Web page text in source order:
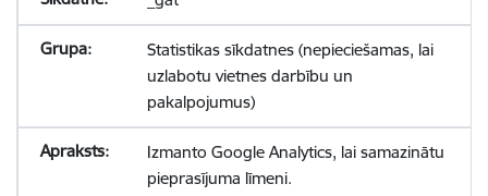
Statistikas sīkdatnes (nepieciešamas, lai
uzlabotu vietnes darbību un
pakalpojumus)
Izmanto Google Analytics, lai samazinātu
pieprasījuma līmeni.